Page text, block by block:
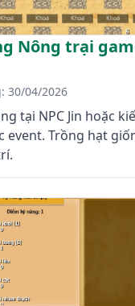
Nông trại
30/04/2026
tại NPC Jin hoặc
event. Trồng hạt